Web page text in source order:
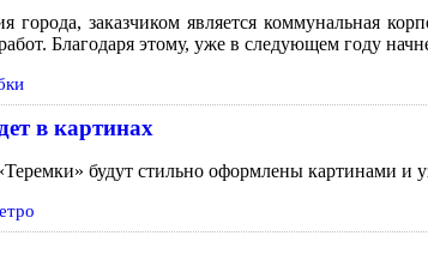
города, заказчиком является коммунальная
Благодаря этому, уже в следующем году
в картинах
будут стильно оформлены картинами и